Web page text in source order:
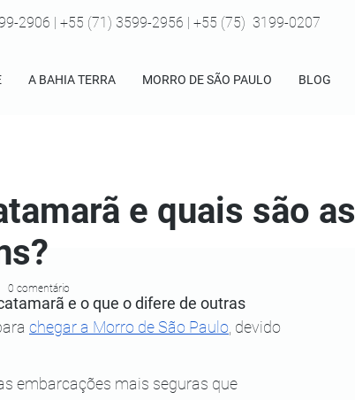
A BAHIA TERRA MORRO DE SÃO PAULO BLOG
2906 | +55 (71) 3599-2956 | +55 (75) 3199-0207
e o que o difere de outras
chegar a Morro de São Paulo , devido
embarcações mais seguras que
0 comentário
e quais são as